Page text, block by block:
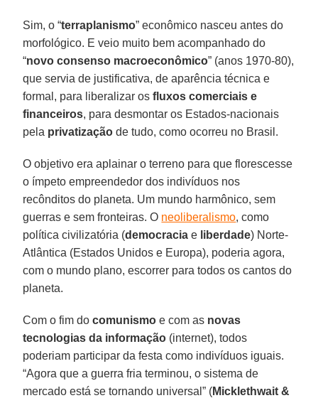
Sim, o “terraplanismo” econômico nasceu antes do
morfológico. E veio muito bem acompanhado do
“novo consenso macroeconômico” (anos 1970-80),
que servia de justificativa, de aparência técnica e
formal, para liberalizar osfluxos comerciais e
financeiros, para desmontar os Estados-nacionais
pela privatização de tudo, como ocorreu no Brasil.
O objetivo era aplainar o terreno para que florescesse
o ímpeto empreendedor dos indivíduos nos
recônditos do planeta. Um mundo harmônico, sem
guerras e sem fronteiras. O neoliberalismo, como
política civilizatória (democracia e liberdade) Norte-
Atlântica (Estados Unidos e Europa), poderia agora,
com o mundo plano, escorrer para todos os cantos do
planeta.
Com o fim docomunismo e com as novas
tecnologias da informação (internet), todos
poderiam participar da festa como indivíduos iguais.
“Agora que a guerra fria terminou, o sistema de
mercado está se tornando universal” (Micklethwait &